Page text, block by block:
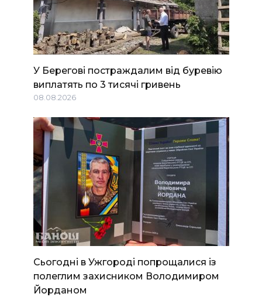
У Берегові постраждалим від буревію
виплатять по 3 тисячі гривень
08.08.2026
Сьогодні в Ужгороді попрощалися із
полеглим захисником Володимиром
Йорданом